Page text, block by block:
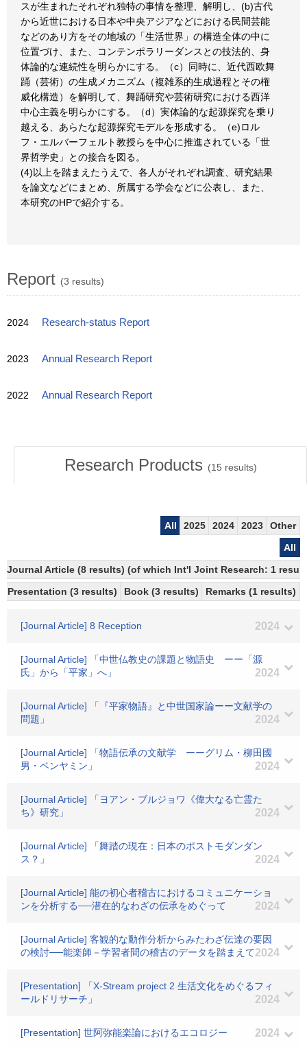
スが生まれたそれぞれ独特の事情を整理、解明し、(b)古代
から近世における日本や中央アジアなどにおける民間芸能
などのあり方をその地域の「生活世界」の構造全体の中に
位置づけ、また、コンテンポラリーダンスとの技法的、身
体論的な連続性を明らかにする。（c）同時に、近代西欧舞
踊（芸術）の生成メカニズム（複雑系的生成過程とその権
威化構造）を解明して、舞踊研究や芸術研究における西洋
中心主義を明らかにする。（d）実体論的な起源探究を乗り
越える、あらたな起源探究モデルを形成する。（e)ロル
フ・エルバーフェルト教授らを中心に推進されている「世
界哲学史」との接合を図る。
(4)以上を踏まえたうえで、各人がそれぞれ調査、研究結果
を論文などにまとめ、所属する学会などに公表し、また、
本研究のHPで紹介する。
Report (3 results)
2024 Research-status Report
2023 Annual Research Report
2022 Annual Research Report
Research Products (15 results)
All 2025 2024 2023
Other
All
Journal Article (8 results) (of which Int'l Joint Research: 1
Presentation (3 results)
Book (3 results) Remarks (1 results)
[Journal Article] 8 Reception 2024
[Journal Article] 「中世仏教史の課題と物語史 ーー「源
氏」から「平家」へ」
2024
[Journal Article] 「『平家物語』と中世国家論ーー文献学の
問題」
2024
[Journal Article] 「物語伝承の文献学 ーーグリム・柳田國
男・ベンヤミン」
2024
[Journal Article] 「ヨアン・ブルジョワ《偉大なる亡霊た
ち》研究」
2024
[Journal Article] 「舞踏の現在：日本のポストモダンダン
ス？」
2024
[Journal Article] 能の初心者稽古におけるコミュニケーショ
ンを分析する──潜在的なわざの伝承をめぐって
2024
[Journal Article] 客観的な動作分析からみたわざ伝達の要因
の検討──能楽師－学習者間の稽古のデータを踏まえて2024
[Presentation] 「X-Stream project 2 生活文化をめぐるフィ
ールドリサーチ」
2024
[Presentation] 世阿弥能楽論におけるエコロジー 2024